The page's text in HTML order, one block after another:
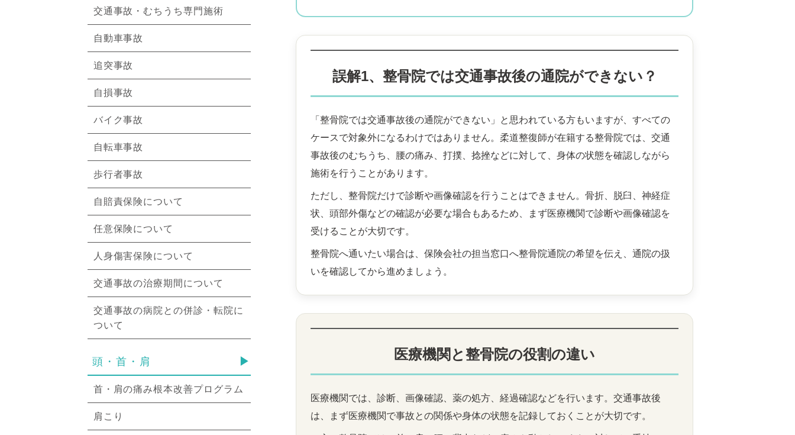
誤解1、整骨院では交通事故後の通院ができない？
「整骨院では交通事故後の通院ができない」と思われている方もいますが、すべての
ケースで対象外になるわけではありません。柔道整復師が在籍する整骨院では、交通
事故後のむちうち、腰の痛み、打撲、捻挫などに対して、身体の状態を確認しながら
施術を行うことがあります。
ただし、整骨院だけで診断や画像確認を行うことはできません。骨折、脱臼、神経症
状、頭部外傷などの確認が必要な場合もあるため、まず医療機関で診断や画像確認を
受けることが大切です。
整骨院へ通いたい場合は、保険会社の担当窓口へ整骨院通院の希望を伝え、通院の扱
いを確認してから進めましょう。
医療機関と整骨院の役割の違い
医療機関では、診断、画像確認、薬の処方、経過確認などを行います。交通事故後
は、まず医療機関で事故との関係や身体の状態を記録しておくことが大切です。
交通事故・むちうち専門施術
自動車事故
追突事故
自損事故
バイク事故
自転車事故
歩行者事故
自賠責保険について
任意保険について
人身傷害保険について
交通事故の治療期間について
交通事故の病院との併診・転院に
ついて
頭・首・肩
首・肩の痛み根本改善プログラム
肩こり